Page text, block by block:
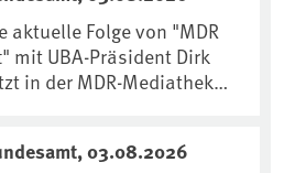
aktuelle Folge von "MDR
mit UBA-Präsident Dirk
in der MDR-Mediathek
audio-100.html
03.08.2026